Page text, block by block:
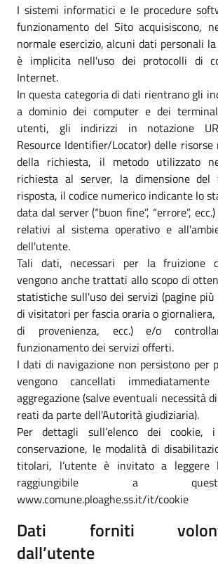
I sistemi informatici e le procedure
funzionamento del Sito acquisiscono,
normale esercizio, alcuni dati personali
è implicita nell'uso dei protocolli di
Internet.
In questa categoria di dati rientrano gli
a dominio dei computer e dei
utenti, gli indirizzi in notazione
Resource Identifier/Locator) delle
della richiesta, il metodo utilizzato
richiesta al server, la dimensione
risposta, il codice numerico indicante lo
data dal server (“buon fine”, “errore”,
relativi al sistema operativo e
dell'utente.
Tali dati, necessari per la fruizione
vengono anche trattati allo scopo di
statistiche sull'uso dei servizi (pagine
di visitatori per fascia oraria o
di provenienza, ecc.) e/o
funzionamento dei servizi offerti.
I dati di navigazione non persistono per
vengono cancellati
aggregazione (salve eventuali necessità
reati da parte dell'Autorità giudiziaria).
Per dettagli sull’elenco dei
conservazione, le modalità di
titolari, l’utente è invitato a leggere
raggiungibile a
www.comune.ploaghe.ss.it/it/cookie
Dati forniti
dall’utente